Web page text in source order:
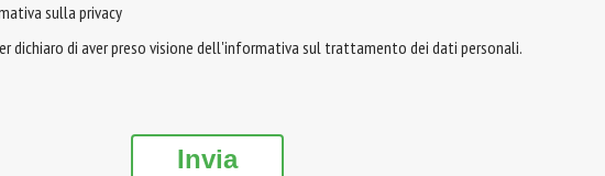
sulla privacy
dichiaro di aver preso visione dell'informativa sul trattamento dei dati personali.
Invia